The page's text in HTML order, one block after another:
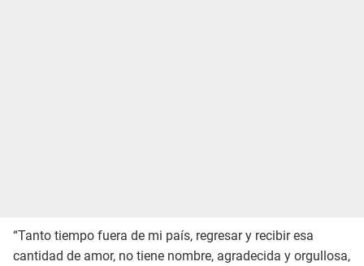
“Tanto tiempo fuera de mi país, regresar y recibir esa
cantidad de amor, no tiene nombre, agradecida y orgullosa,